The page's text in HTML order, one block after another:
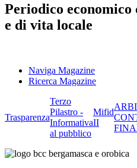
Periodico
e di vita locale
Naviga Magazine
Ricerca Magazine
Trasparenza
Terzo
Pilastro -
Informativa
al pubblico
Mifid
II